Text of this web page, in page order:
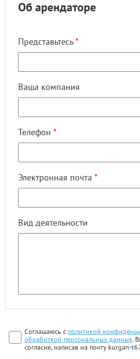
Об арендаторе
Представьтесь*
Ваша компания
Телефон *
Электронная почта *
Вид деятельности
Согласие*
Соглашаюсь с политикой
обработкой персональных данных.
согласие, написав на почту kurgan-